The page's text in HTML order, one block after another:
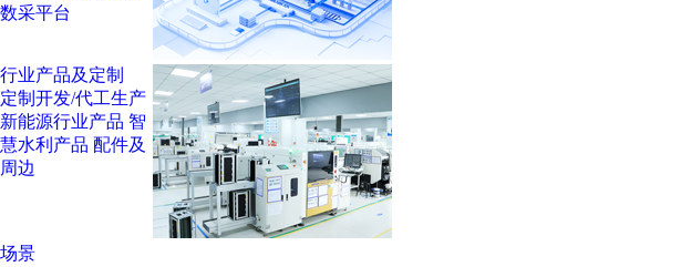
数采平台
行业产品及定制
定制开发/代工生产
新能源行业产品 智
慧水利产品 配件及
周边
场景